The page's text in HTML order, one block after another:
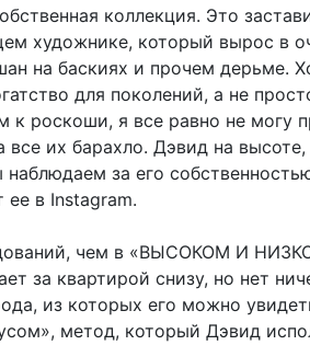
коллекция. Это
художнике, который вырос в
на баскиях и прочем дерьме.
для поколений, а не
к роскоши, я все равно не могу
все их барахло. Дэвид на
за его
ее в Instagram.
чем в «ВЫСОКОМ И
за квартирой снизу, но нет
из которых его можно
метод, который Дэвид